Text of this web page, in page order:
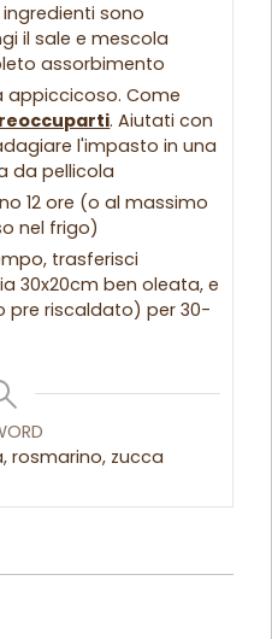
sono
il sale e mescola
assorbimento
appiccicoso. Come
. Aiutati con
l'impasto in una
da pellicola
12 ore (o al massimo
nel frigo)
trasferisci
30x20cm ben oleata, e
pre riscaldato) per 30-
rosmarino, zucca